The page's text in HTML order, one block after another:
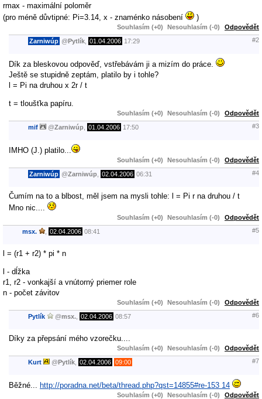
rmax - maximální poloměr
(pro méně důvtipné: Pi=3.14, x - znaménko násobení
)
Souhlasím (+0) Nesouhlasím (-0) Odpovědět
Zarniwúp @Pytlík 01.04.2006 17:29 #2
Dík za bleskovou odpověď, vstřebávám ji a mizím do práce.
Ještě se stupidně zeptám, platilo by i tohle?
l = Pi na druhou x 2r / t
t = tloušťka papíru.
Souhlasím (+0) Nesouhlasím (-0) Odpovědět
mif @Zarniwúp 01.04.2006 17:50 #3
IMHO (J.) platilo...
Souhlasím (+0) Nesouhlasím (-0) Odpovědět
Zarniwúp @Zarniwúp 02.04.2006 06:31 #4
Čumím na to a blbost, měl jsem na mysli tohle: l = Pi r na druhou / t
Mno nic....
Souhlasím (+0) Nesouhlasím (-0) Odpovědět
msx. 02.04.2006 08:41 #5
l = (r1 + r2) * pi * n
l - dĺžka
r1, r2 - vonkajší a vnútorný priemer role
n - počet závitov
Souhlasím (+0) Nesouhlasím (-0) Odpovědět
Pytlík @msx. 02.04.2006 08:57 #6
Díky za přepsání mého vzorečku....
Souhlasím (+0) Nesouhlasím (-0) Odpovědět
Kurt @Pytlík 02.04.2006 09:00 #7
Běžné... http://poradna.net/beta/thread.php?qst=14855#re-153 14
Souhlasím (+0) Nesouhlasím (-0) Odpovědět